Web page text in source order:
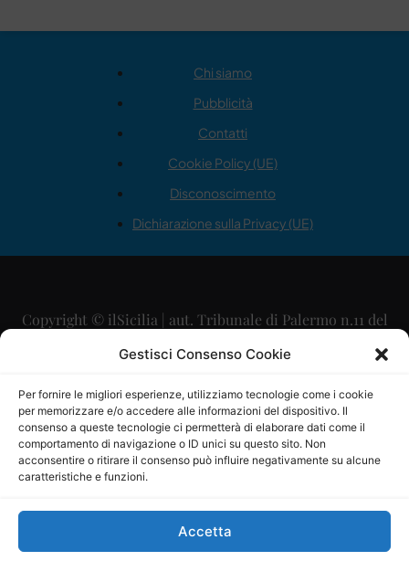
Gestisci Consenso Cookie
Per fornire le migliori esperienze, utilizziamo tecnologie come i cookie
per memorizzare e/o accedere alle informazioni del dispositivo. Il
consenso a queste tecnologie ci permetterà di elaborare dati come il
comportamento di navigazione o ID unici su questo sito. Non
acconsentire o ritirare il consenso può influire negativamente su alcune
caratteristiche e funzioni.
Accetta
Chi siamo
Pubblicità
Contatti
Cookie Policy (UE)
Disconoscimento
Dichiarazione sulla Privacy (UE)
Copyright © ilSicilia | aut. Tribunale di Palermo n.11 del
29/09/2015
Direttore Editoriale: Maurizio Scaglione
Direttore Responsabile: Maria Calabrese
P.IVA: 06334930820
Mercurio Comunicazione Società Cooperativa a r.l. è